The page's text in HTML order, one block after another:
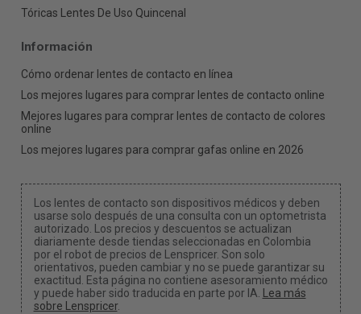
Tóricas Lentes De Uso Quincenal
Información
Cómo ordenar lentes de contacto en línea
Los mejores lugares para comprar lentes de contacto online
Mejores lugares para comprar lentes de contacto de colores
online
Los mejores lugares para comprar gafas online en 2026
Los lentes de contacto son dispositivos médicos y deben
usarse solo después de una consulta con un optometrista
autorizado. Los precios y descuentos se actualizan
diariamente desde tiendas seleccionadas en Colombia
por el robot de precios de Lenspricer. Son solo
orientativos, pueden cambiar y no se puede garantizar su
exactitud. Esta página no contiene asesoramiento médico
y puede haber sido traducida en parte por IA. Lea más
sobre Lenspricer.